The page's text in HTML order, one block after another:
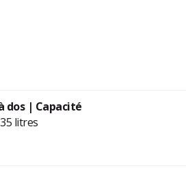
dos | Capacité
litres